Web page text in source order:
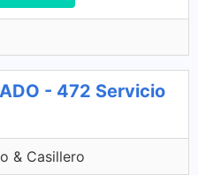
- 472 Servicio
& Casillero